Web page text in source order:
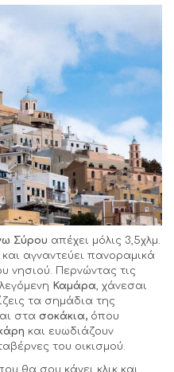
Σύρου απέχει μόλις 3,5χλμ.
αγναντεύει πανοραμικά
νησιού. Περνώντας τις
Καμάρα, χάνεσαι
τα σημάδια της
στα σοκάκια, όπου
και ευωδιάζουν
του οικισμού.